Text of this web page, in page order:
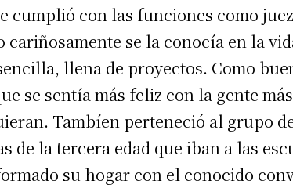
gratis
de correo electrónico
con las funciones como
se la conocía en la
llena de proyectos. Como
se sentía más feliz con la gente
Tambíen perteneció al grupo
de la tercera edad que iban a las
su hogar con el conocido